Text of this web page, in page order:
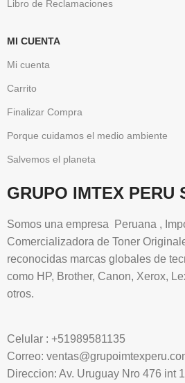
Libro de Reclamaciones
MI CUENTA
Mi cuenta
Carrito
Finalizar Compra
Porque cuidamos el medio ambiente
Salvemos el planeta
GRUPO IMTEX PERU
Somos una empresa Peruana ,
Comercializadora de Toner
reconocidas marcas globales de
como HP, Brother, Canon, Xerox,
otros.
Celular : +51989581135
Correo:
Direccion: Av. Uruguay Nro 476 int